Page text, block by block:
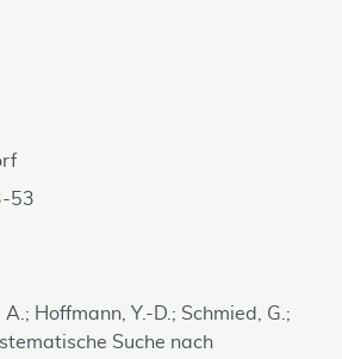
53
Hoffmann, Y.-D.; Schmied, G.;
Suche nach